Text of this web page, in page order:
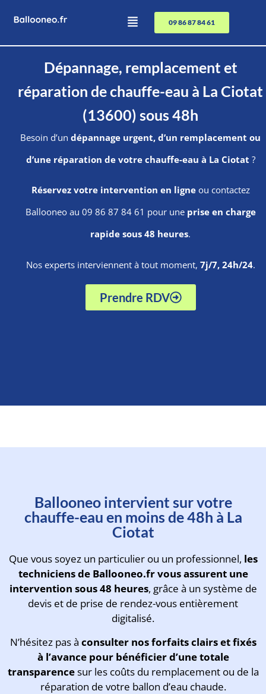
09 86 87 84 61
Dépannage, remplacement et
réparation de chauffe-eau à La Ciotat
(13600) sous 48h
Besoin d’un dépannage urgent, d’un remplacement ou
d’une réparation de votre chauffe-eau à La Ciotat ?
Réservez votre intervention en ligneou contactez
Ballooneo au 09 86 87 84 61 pour une prise en charge
rapide sous 48 heures.
Nos experts interviennent à tout moment, 7j/7, 24h/24.
Prendre RDV
Planifiez l'intervention d'un de
nos experts en moins d'une
minute
Ballooneo intervient sur votre
chauffe-eau en moins de 48h à La
Ciotat
Que vous soyez un particulier ou un professionnel, les
techniciens de Ballooneo.fr vous assurent une
intervention sous 48 heures, grâce à un système de
devis et de prise de rendez-vous entièrement
digitalisé.
N’hésitez pas à consulter nos forfaits clairs et fixés
à l’avance pour bénéficier d’une totale
transparencesur les coûts du remplacement ou de la
réparation de votre ballon d’eau chaude.